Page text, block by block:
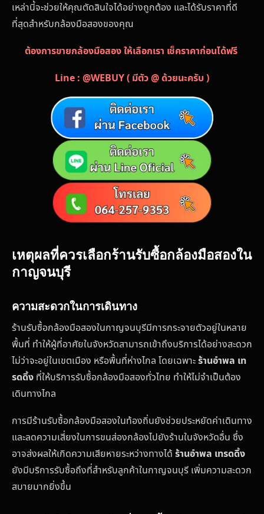
เหล่านี้จะช่วยให้คุณตัดสินใจได้อย่างถูกต้อง และได้รับราคาที่ดี
ที่สุดสำหรับกล้องมือสองของคุณ
ต้องการขายกล้องมือสอง ให้เลือกเรา เช็คราคาก่อนได้ฟรี
Line : @WEBUY ( มีตัว @ ด้วยนะครับ )
เหตุผลที่ควรเลือกร้านรับซื้อกล้องมือสองใน
กาญจนบุรี
ความสะดวกในการเดินทาง
ร้านรับซื้อกล้องมือสองในกาญจนบุรีมีการกระจายตัวอยู่ในหลาย
พื้นที่ ทำให้ผู้ที่อาศัยในจังหวัดสามารถเข้าถึงบริการได้อย่างสะดวก
ไม่ว่าจะอยู่ในเขตเมือง หรือพื้นที่ห่างไกล โดยเฉพาะร้านอำพล เท
รดดิ้ง ที่ให้บริการรับซื้อกล้องมือสองทั่วไทย ทำให้ไม่จำเป็นต้อง
เดินทางไกล
การมีร้านรับซื้อกล้องมือสองในท้องถิ่นยังช่วยประหยัดค่าเดินทาง
และลดความเสี่ยงในการขนส่องกล้องไปยังร้านในจังหวัดอื่น ซึ่ง
อาจส่งผลให้เกิดความเสียหายระหว่างทางได้ ร้านอำพล เทรดดิ้ง
ยังมีบริการรับซื้อถึงที่สำหรับลูกค้าในกาญจนบุรี เพิ่มความสะดวก
สบายมากยิ่งขึ้น